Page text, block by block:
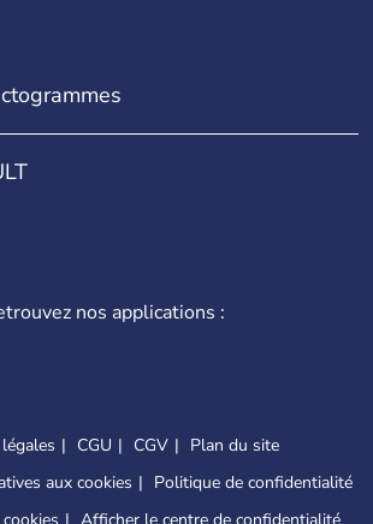
nos applications :
CGU CGV
Plan du site
aux cookies
Politique de confidentialité